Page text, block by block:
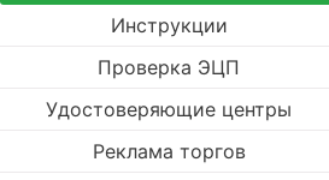
Инструкции
Проверка ЭЦП
Удостоверяющие центры
Реклама торгов